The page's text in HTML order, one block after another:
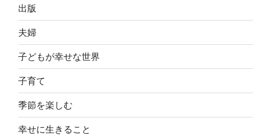
出版
夫婦
子どもが幸せな世界
子育て
季節を楽しむ
幸せに生きること